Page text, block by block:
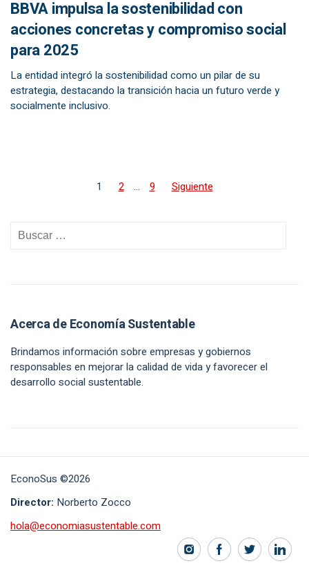
BBVA impulsa la sostenibilidad con
acciones concretas y compromiso social
para 2025
La entidad integró la sostenibilidad como un pilar de su
estrategia, destacando la transición hacia un futuro verde y
socialmente inclusivo.
1 2 … 9 Siguiente
Acerca de Economía Sustentable
Brindamos información sobre empresas y gobiernos
responsables en mejorar la calidad de vida y favorecer el
desarrollo social sustentable.
EconoSus ©2026
Director: Norberto Zocco
hola@economiasustentable.com